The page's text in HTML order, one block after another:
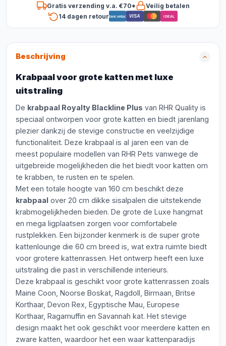
Gratis verzending v.a. €70*
Veilig betalen
14 dagen retourBancontact VISA iDEAL
Beschrijving
Krabpaal voor grote katten met luxe
uitstraling
De krabpaal Royalty Blackline Plus van RHR Quality is
speciaal ontworpen voor grote katten en biedt jarenlang
plezier dankzij de stevige constructie en veelzijdige
functionaliteit. Deze krabpaal is al jaren een van de
meest populaire modellen van RHR Pets vanwege de
uitgebreide mogelijkheden die het biedt voor katten om
te krabben, te rusten en te spelen.
Met een totale hoogte van 160 cm beschikt deze
krabpaal over 20 cm dikke sisalpalen die uitstekende
krabmogelijkheden bieden. De grote de Luxe hangmat
en mega ligplaatsen zorgen voor comfortabele
rustplekken. Een bijzonder kenmerk is de super grote
kattenlounge die 60 cm breed is, wat extra ruimte biedt
voor grotere kattenrassen. Het ontwerp heeft een luxe
uitstraling die past in verschillende interieurs.
Deze krabpaal is geschikt voor grote kattenrassen zoals
Maine Coon, Noorse Boskat, Ragdoll, Birmaan, Britse
Korthaar, Devon Rex, Egyptische Mau, Europese
Korthaar, Ragamuffin en Savannah kat. Het stevige
design maakt het ook geschikt voor meerdere katten en
zware katten, waardoor het een waar kattenparadijs